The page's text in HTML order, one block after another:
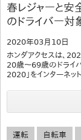
春レジャーと
のドライバー対
2020年03月10日
ホンダアクセスは、
20歳～69歳のドライ
2020」をインターネ
運転 自転車